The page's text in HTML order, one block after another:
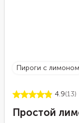
пироги с лимоном
4.9(13)
Простой